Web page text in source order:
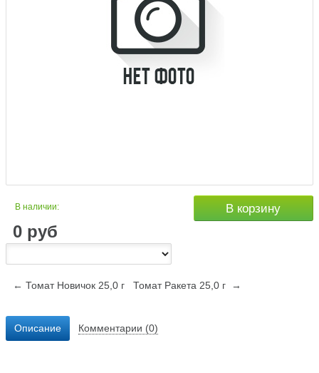
В наличии:
0 руб
В корзину
← Томат Новичок 25,0 г Томат Ракета 25,0 г →
Описание Комментарии (0)